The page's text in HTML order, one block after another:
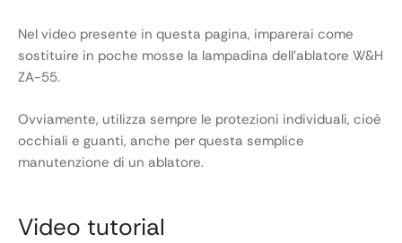
Nel video presente in questa pagina, imparerai come
sostituire in poche mosse la lampadina dell’ablatore W&H
ZA-55.
Ovviamente, utilizza sempre le protezioni individuali, cioè
occhiali e guanti, anche per questa semplice
manutenzione di un ablatore.
Video tutorial